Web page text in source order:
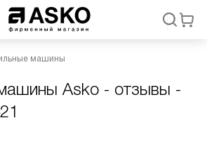
машины
Asko - отзывы -